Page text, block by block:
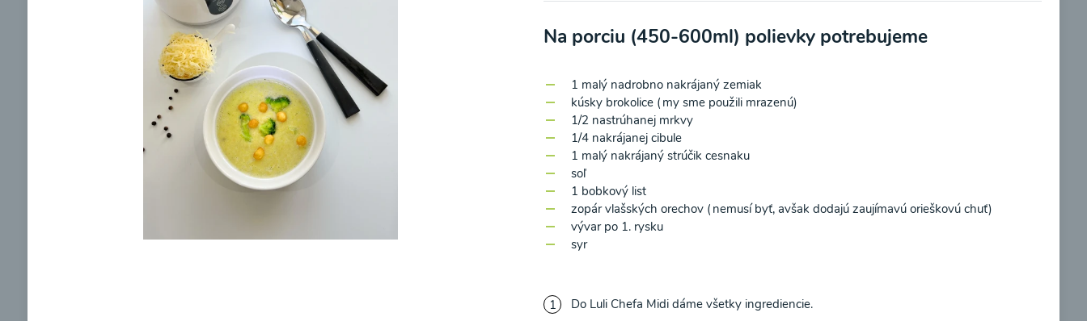
Krémová paradajková
polievka s gnocchi
Zobraziť
domácou cícerovou
žemličkou
00:10
polievka s kari a kurkumou
00:10 Zobraziť
Na porciu (450-600ml) polievky potrebujeme
1 malý nadrobno nakrájaný zemiak
kúsky brokolice (my sme použili mrazenú)
1/2 nastrúhanej mrkvy
1/4 nakrájanej cibule
1 malý nakrájaný strúčik cesnaku
soľ
1 bobkový list
zopár vlašských orechov (nemusí byť, avšak dodajú zaujímavú orieškovú chuť)
vývar po 1. rysku
syr
Do Luli Chefa Midi dáme všetky ingrediencie.
Odber noviniek a akcií
Odoslaním registrácie na Newsletter súhlasím so spracovaním osobných údajov pre účely zasielania newsletteru a potvrdzujem, že som si prečítal(a)